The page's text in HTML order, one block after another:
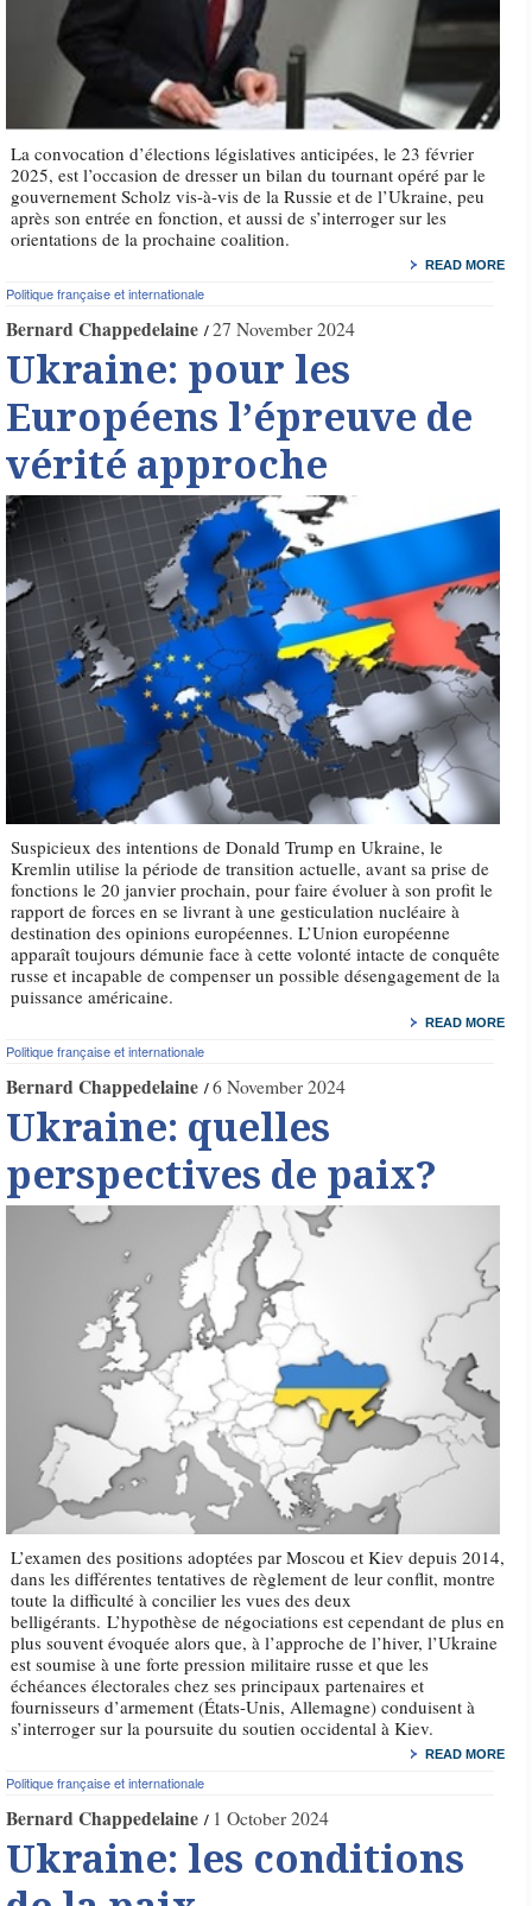
La convocation d’élections législatives anticipées, le 23 février
2025, est l’occasion de dresser un bilan du tournant opéré par le
gouvernement Scholz vis-à-vis de la Russie et de l’Ukraine, peu
après son entrée en fonction, et aussi de s’interroger sur les
orientations de la prochaine coalition.
READ MORE
Politique française et internationale
Bernard Chappedelaine 27 November 2024
Ukraine: pour les
Européens l’épreuve de
vérité approche
Suspicieux des intentions de Donald Trump en Ukraine, le
Kremlin utilise la période de transition actuelle, avant sa prise de
fonctions le 20 janvier prochain, pour faire évoluer à son profit le
rapport de forces en se livrant à une gesticulation nucléaire à
destination des opinions européennes. L’Union européenne
apparaît toujours démunie face à cette volonté intacte de conquête
russe et incapable de compenser un possible désengagement de la
puissance américaine.
READ MORE
Politique française et internationale
Bernard Chappedelaine 6 November 2024
Ukraine: quelles
perspectives de paix?
L’examen des positions adoptées par Moscou et Kiev depuis 2014,
dans les différentes tentatives de règlement de leur conflit, montre
toute la difficulté à concilier les vues des deux
belligérants. L’hypothèse de négociations est cependant de plus en
plus souvent évoquée alors que, à l’approche de l’hiver, l’Ukraine
est soumise à une forte pression militaire russe et que les
échéances électorales chez ses principaux partenaires et
fournisseurs d’armement (États-Unis, Allemagne) conduisent à
s’interroger sur la poursuite du soutien occidental à Kiev.
READ MORE
Politique française et internationale
Bernard Chappedelaine 1 October 2024
Ukraine: les conditions